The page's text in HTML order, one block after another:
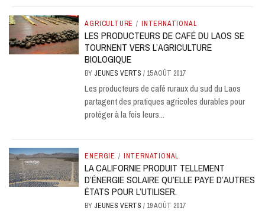
AGRICULTURE / INTERNATIONAL
LES PRODUCTEURS DE CAFÉ DU LAOS SE
TOURNENT VERS L’AGRICULTURE
BIOLOGIQUE
BY JEUNES VERTS/ 15 AOÛT 2017
Les producteurs de café ruraux du sud du Laos
partagent des pratiques agricoles durables pour
protéger à la fois leurs...
ENERGIE / INTERNATIONAL
LA CALIFORNIE PRODUIT TELLEMENT
D’ÉNERGIE SOLAIRE QU’ELLE PAYE D’AUTRES
ÉTATS POUR L’UTILISER.
BY JEUNES VERTS/ 19 AOÛT 2017